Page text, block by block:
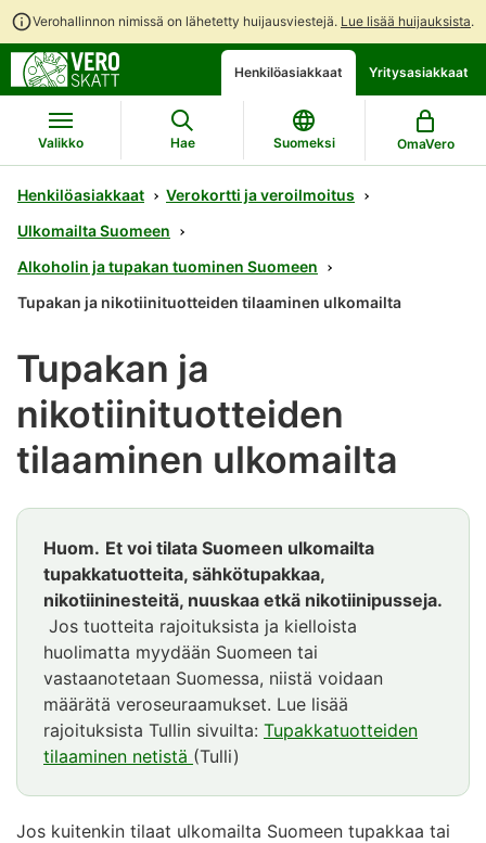
Verohallinnon nimissä on lähetetty huijausviestejä. Lue lisää huijauksista.
Siirry
suoraan
sisältöön
Siirry
koko
sivuston
hakuun
Henkilöasiakkaat Yritysasiakkaat
Valikko Hae Suomeksi OmaVero
Henkilöasiakkaat
Verokortti ja veroilmoitus
Ulkomailta Suomeen
Alkoholin ja tupakan tuominen Suomeen
Tupakan ja nikotiinituotteiden tilaaminen ulkomailta
Tupakan ja
nikotiinituotteiden
tilaaminen ulkomailta
Huom. Et voi tilata Suomeen ulkomailta
tupakkatuotteita, sähkötupakkaa,
nikotiininesteitä, nuuskaa etkä nikotiinipusseja.
Jos tuotteita rajoituksista ja kielloista
huolimatta myydään Suomeen tai
vastaanotetaan Suomessa, niistä voidaan
määrätä veroseuraamukset. Lue lisää
rajoituksista Tullin sivuilta: Tupakkatuotteiden
tilaaminen netistä (Tulli)
Jos kuitenkin tilaat ulkomailta Suomeen tupakkaa tai